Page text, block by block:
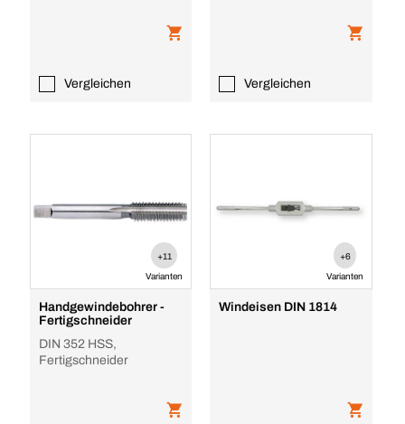
Vergleichen Vergleichen
+11
Varianten
Handgewindebohrer -
Fertigschneider
DIN 352 HSS,
Fertigschneider
+6
Varianten
Windeisen DIN 1814